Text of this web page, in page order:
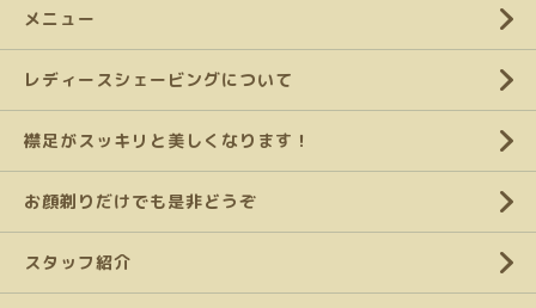
メニュー
レディースシェービングについて
襟足がスッキリと美しくなります！
お顔剃りだけでも是非どうぞ
スタッフ紹介